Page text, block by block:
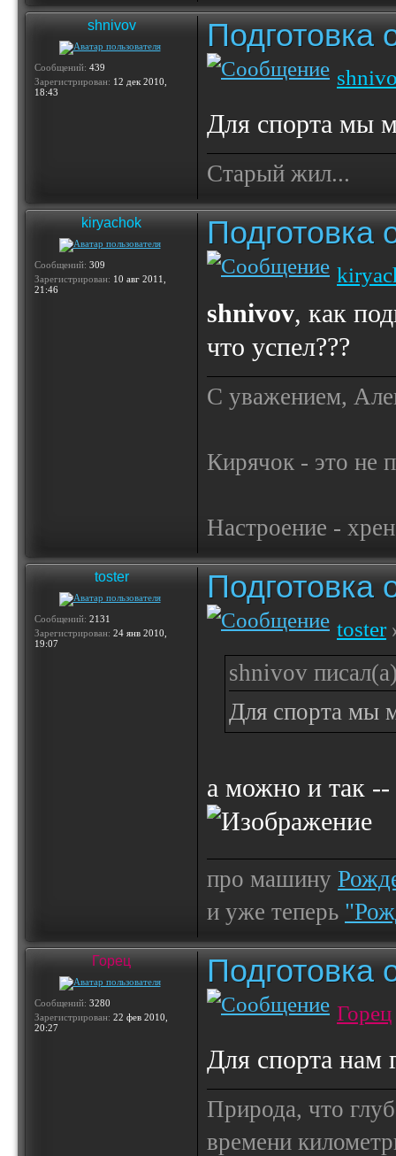
shnivov
Сообщений: 439
Зарегистрирован: 12 дек 2010,
18:43
Подготовка
Для спорта мы
Старый жил...
kiryachok
Сообщений: 309
Зарегистрирован: 10 авг 2011,
21:46
Подготовка
shnivov, как
что успел???
С уважением,
Кирячок - это не
Настроение -
toster
Сообщений: 2131
Зарегистрирован: 24 янв 2010,
19:07
Подготовка
toster
shnivov
Для спорта мы
а можно и так --
про машину
и уже теперь
Горец
Сообщений: 3280
Зарегистрирован: 22 фев 2010,
20:27
Подготовка
Горец
Для спорта нам
Природа, что
времени